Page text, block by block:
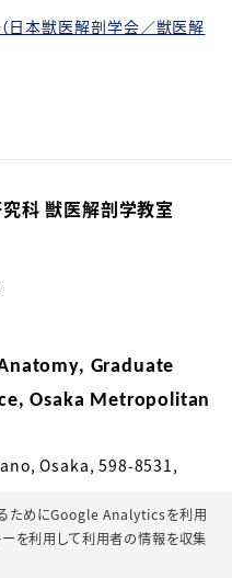
日本獣医解剖学会／獣医解
ためにGoogle Analyticsを利用
ーを利用して利用者の情報を収集
科 獣医解剖学教室
Graduate
Osaka Metropolitan
Osaka, 598-8531,